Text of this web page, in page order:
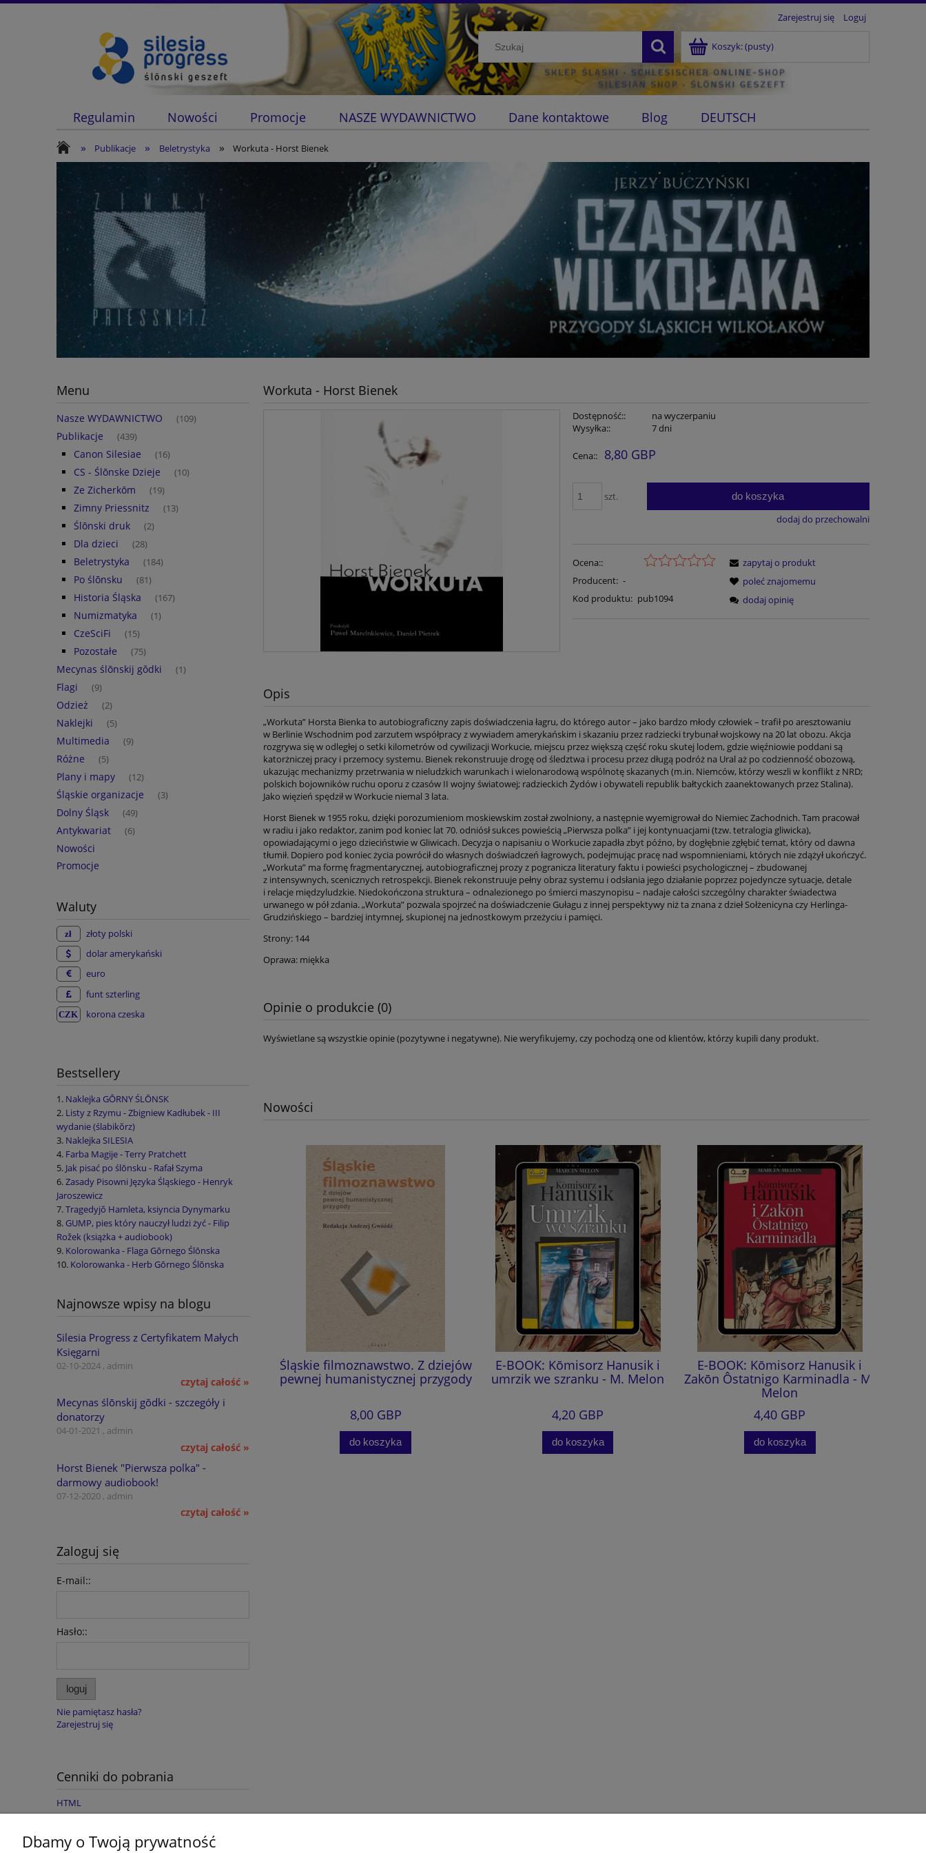
Zarejestruj się Loguj
Koszyk:(pusty)
Regulamin Nowości Promocje NASZE WYDAWNICTWO Dane kontaktowe Blog DEUTSCH
» Publikacje » Beletrystyka » Workuta - Horst Bienek
Menu
Nasze WYDAWNICTWO (109)
Publikacje (439)
Canon Silesiae (16)
CS - Ślōnske Dzieje (10)
Ze Zicherkōm (19)
Zimny Priessnitz (13)
Ślōnski druk (2)
Dla dzieci (28)
Beletrystyka (184)
Po ślōnsku (81)
Historia Śląska (167)
Numizmatyka (1)
CzeSciFi (15)
Pozostałe (75)
Mecynas ślōnskij gŏdki (1)
Flagi (9)
Odzież (2)
Naklejki (5)
Multimedia (9)
Różne (5)
Plany i mapy (12)
Śląskie organizacje (3)
Dolny Śląsk (49)
Antykwariat (6)
Nowości
Promocje
Waluty
złoty polski
dolar amerykański
euro
funt szterling
korona czeska
Bestsellery
Naklejka GŌRNY ŚLŌNSK
Listy z Rzymu - Zbigniew Kadłubek - III
wydanie (ślabikŏrz)
Naklejka SILESIA
Farba Magije - Terry Pratchett
Jak pisać po ślōnsku - Rafał Szyma
Zasady Pisowni Języka Śląskiego - Henryk
Jaroszewicz
Tragedyjŏ Hamleta, ksiyncia Dynymarku
GUMP, pies który nauczył ludzi żyć - Filip
Rožek (książka + audiobook)
Kolorowanka - Flaga Gōrnego Ślōnska
Kolorowanka - Herb Gōrnego Ślōnska
Najnowsze wpisy na blogu
Silesia Progress z Certyfikatem Małych
Księgarni
02-10-2024 , admin
czytaj całość »
Mecynas ślōnskij gŏdki - szczegóły i
donatorzy
04-01-2021 , admin
czytaj całość »
Horst Bienek "Pierwsza polka" -
darmowy audiobook!
07-12-2020 , admin
czytaj całość »
Zaloguj się
E-mail::
Hasło::
loguj
Nie pamiętasz hasła?
Zarejestruj się
Cenniki do pobrania
HTML
Workuta - Horst Bienek
Dostępność::
na wyczerpaniu
Wysyłka::
7 dni
Cena:: 8,80 GBP
szt. do koszyka
dodaj do przechowalni
Ocena::
Producent: -
Kod produktu: pub1094
zapytaj o produkt
poleć znajomemu
dodaj opinię
Opis
„Workuta” Horsta Bienka to autobiograficzny zapis doświadczenia łagru, do którego autor – jako bardzo młody człowiek – trafił po aresztowaniu
w Berlinie Wschodnim pod zarzutem współpracy z wywiadem amerykańskim i skazaniu przez radziecki trybunał wojskowy na 20 lat obozu. Akcja
rozgrywa się w odległej o setki kilometrów od cywilizacji Workucie, miejscu przez większą część roku skutej lodem, gdzie więźniowie poddani są
katorżniczej pracy i przemocy systemu. Bienek rekonstruuje drogę od śledztwa i procesu przez długą podróż na Ural aż po codzienność obozową,
ukazując mechanizmy przetrwania w nieludzkich warunkach i wielonarodową wspólnotę skazanych (m.in. Niemców, którzy weszli w konflikt z NRD;
polskich bojowników ruchu oporu z czasów II wojny światowej; radzieckich Żydów i obywateli republik bałtyckich zaanektowanych przez Stalina).
Jako więzień spędził w Workucie niemal 3 lata.
Horst Bienek w 1955 roku, dzięki porozumieniom moskiewskim został zwolniony, a następnie wyemigrował do Niemiec Zachodnich. Tam pracował
w radiu i jako redaktor, zanim pod koniec lat 70. odniósł sukces powieścią „Pierwsza polka” i jej kontynuacjami (tzw. tetralogia gliwicka),
opowiadającymi o jego dzieciństwie w Gliwicach. Decyzja o napisaniu o Workucie zapadła zbyt późno, by dogłębnie zgłębić temat, który od dawna
tłumił. Dopiero pod koniec życia powrócił do własnych doświadczeń łagrowych, podejmując pracę nad wspomnieniami, których nie zdążył ukończyć.
„Workuta” ma formę fragmentarycznej, autobiograficznej prozy z pogranicza literatury faktu i powieści psychologicznej – zbudowanej
z intensywnych, scenicznych retrospekcji. Bienek rekonstruuje pełny obraz systemu i odsłania jego działanie poprzez pojedyncze sytuacje, detale
i relacje międzyludzkie. Niedokończona struktura – odnalezionego po śmierci maszynopisu – nadaje całości szczególny charakter świadectwa
urwanego w pół zdania. „Workuta” pozwala spojrzeć na doświadczenie Gułagu z innej perspektywy niż ta znana z dzieł Sołżenicyna czy Herlinga-
Grudzińskiego – bardziej intymnej, skupionej na jednostkowym przeżyciu i pamięci.
Strony: 144
Oprawa: miękka
Opinie o produkcie (0)
Wyświetlane są wszystkie opinie (pozytywne i negatywne). Nie weryfikujemy, czy pochodzą one od klientów, którzy kupili dany produkt.
Nowości
Dzieje zrębowego kościoła
pątniczego w Gościęcinie
11,80 GBP
Śląskie filmoznawstwo. Z dziejów
pewnej humanistycznej przygody
8,00 GBP
do koszyka
E-BOOK: Kōmisorz Hanusik i
umrzik we szranku - M. Melon
4,20 GBP
do koszyka
E-BOOK: Kōmisorz Hanusik i
Zakōn Ôstatnigo Karminadla - M.
Melon
4,40 GBP
do koszyka
Dbamy o Twoją prywatność